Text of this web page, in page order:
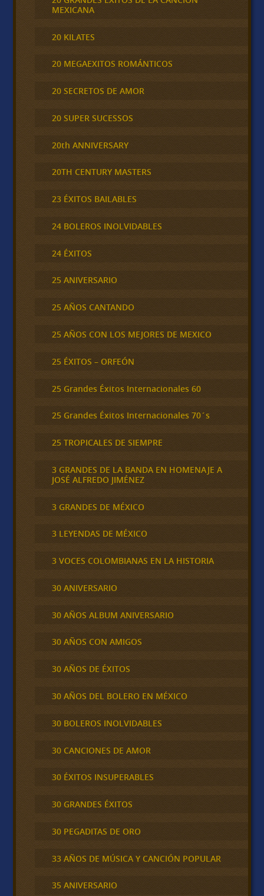
MEXICANA
20 KILATES
20 MEGAEXITOS ROMÁNTICOS
20 SECRETOS DE AMOR
20 SUPER SUCESSOS
20th ANNIVERSARY
20TH CENTURY MASTERS
23 ÉXITOS BAILABLES
24 BOLEROS INOLVIDABLES
24 ÉXITOS
25 ANIVERSARIO
25 AÑOS CANTANDO
25 AÑOS CON LOS MEJORES DE MEXICO
25 ÉXITOS – ORFEÓN
25 Grandes Éxitos Internacionales 60
25 Grandes Éxitos Internacionales 70´s
25 TROPICALES DE SIEMPRE
3 GRANDES DE LA BANDA EN HOMENAJE A
JOSÉ ALFREDO JIMÉNEZ
3 GRANDES DE MÉXICO
3 LEYENDAS DE MÉXICO
3 VOCES COLOMBIANAS EN LA HISTORIA
30 ANIVERSARIO
30 AÑOS ALBUM ANIVERSARIO
30 AÑOS CON AMIGOS
30 AÑOS DE ÉXITOS
30 AÑOS DEL BOLERO EN MÉXICO
30 BOLEROS INOLVIDABLES
30 CANCIONES DE AMOR
30 ÉXITOS INSUPERABLES
30 GRANDES ÉXITOS
30 PEGADITAS DE ORO
33 AÑOS DE MÚSICA Y CANCIÓN POPULAR
35 ANIVERSARIO